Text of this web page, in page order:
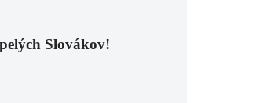
Slovákov!